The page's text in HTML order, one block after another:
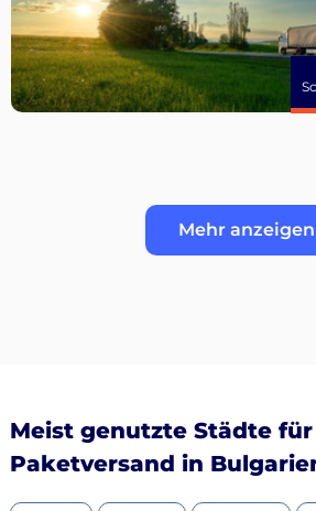
Mehr anzeigen
Meist genutzte Städte
Paketversand in